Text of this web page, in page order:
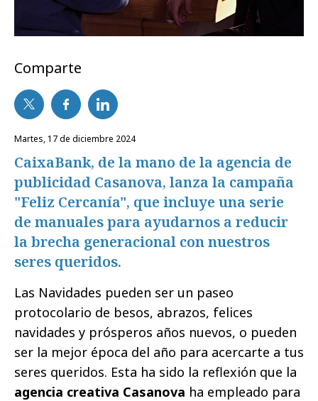
Comparte
martes, 17 de diciembre 2024
CaixaBank, de la mano de la agencia de
publicidad Casanova, lanza la campaña
"Feliz Cercanía", que incluye una serie
de manuales para ayudarnos a reducir
la brecha generacional con nuestros
seres queridos.
Las Navidades pueden ser un paseo
protocolario de besos, abrazos, felices
navidades y prósperos años nuevos, o pueden
ser la mejor época del año para acercarte a tus
seres queridos. Esta ha sido la reflexión que la
agencia creativa Casanova ha empleado para